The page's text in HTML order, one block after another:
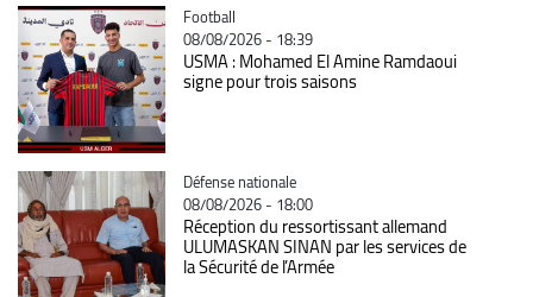
Catégorie
Football
08/08/2026 - 18:39
USMA : Mohamed El Amine Ramdaoui
signe pour trois saisons
Catégorie
Défense nationale
08/08/2026 - 18:00
Réception du ressortissant allemand
ULUMASKAN SINAN par les services de
la Sécurité de l’Armée